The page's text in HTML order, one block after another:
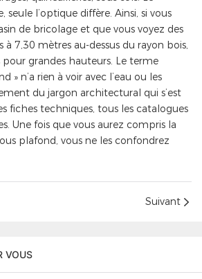
l’optique diffère. Ainsi, si vous
de bricolage et que vous voyez des
à 7,30 mètres au-dessus du rayon bois,
pour grandes hauteurs. Le terme
» n’a rien à voir avec l’eau ou les
du jargon architectural qui s’est
fiches techniques, tous les catalogues
Une fois que vous aurez compris la
plafond, vous ne les confondrez
Suivant
VOUS